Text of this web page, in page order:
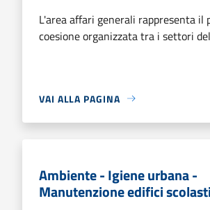
L'area affari generali rappresenta il
coesione organizzata tra i settori
VAI ALLA PAGINA
Ambiente - Igiene urbana -
Manutenzione edifici